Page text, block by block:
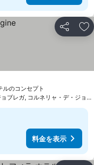
シェア お
ルのコンセプト
ブレガ, コルネリャ・デ・ジョ
料金を表示